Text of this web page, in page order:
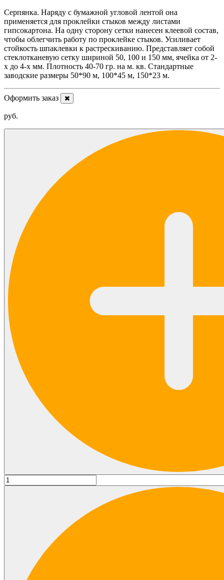
Серпянка. Наряду с бумажной угловой лентой она
применяется для проклейки стыков между листами
гипсокартона. На одну сторону сетки нанесен клеевой состав,
чтобы облегчить работу по проклейке стыков. Усиливает
стойкость шпаклевки к растрескиванию. Представляет собой
стеклотканевую сетку шириной 50, 100 и 150 мм, ячейка от 2-
х до 4-х мм. Плотность 40-70 гр. на м. кв. Стандартные
заводские размеры 50*90 м, 100*45 м, 150*23 м.
Оформить заказ
руб.